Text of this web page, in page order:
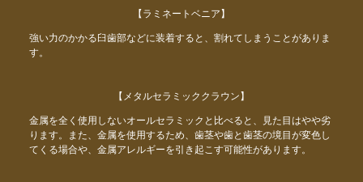
【ラミネートベニア】
強い力のかかる臼歯部などに装着すると、割れてしまうことがありま
す。
【メタルセラミッククラウン】
金属を全く使用しないオールセラミックと比べると、見た目はやや劣
ります。また、金属を使用するため、歯茎や歯と歯茎の境目が変色し
てくる場合や、金属アレルギーを引き起こす可能性があります。